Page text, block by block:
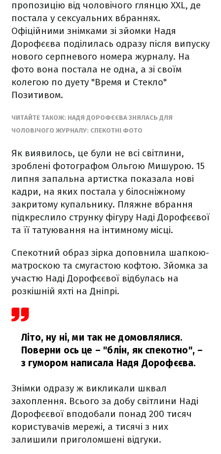
пропозицію від чоловічого глянцю XXL, де
постала у сексуальних вбраннях.
Офіційними знімками зі зйомки Надя
Дорофєєва поділилась одразу після випуску
нового серпневого номера журналу. На
фото вона постала не одна, а зі своїм
колегою по дуету "Время и Стекло"
Позитивом.
ЧИТАЙТЕ ТАКОЖ: НАДЯ ДОРОФЄЄВА ЗНЯЛАСЬ ДЛЯ
ЧОЛОВІЧОГО ЖУРНАЛУ: СПЕКОТНІ ФОТО
Як виявилось, це були не всі світлини,
зроблені фотографом Ольгою Мишурою. 15
липня запальна артистка показала нові
кадри, на яких постала у білосніжному
закритому купальнику. Пляжне вбрання
підкреслило струнку фігуру Наді Дорофєєвої
та її татуювання на інтимному місці.
Спекотний образ зірка доповнила шапкою-
матроскою та смугастою кофтою. Зйомка за
участю Наді Дорофєєвої відбулась на
розкішній яхті на Дніпрі.
Літо, ну ні, ми так не домовлялися.
Поверни ось це – "блін, як спекотно", –
з гумором написала Надя Дорофєєва.
Знімки одразу ж викликали шквал
захоплення. Всього за добу світлини Наді
Дорофєєвої вподобали понад 200 тисяч
користувачів мережі, а тисячі з них
залишили приголомшені відгуки.